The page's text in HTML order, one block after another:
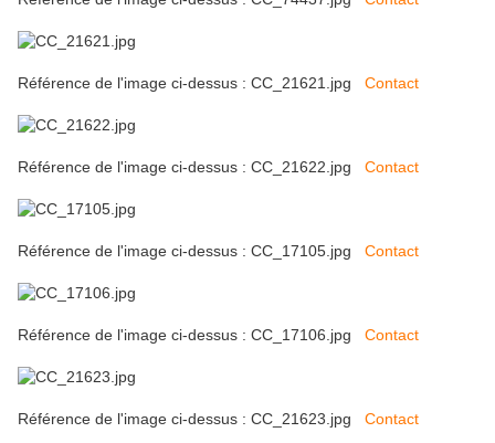
Référence de l'image ci-dessus : CC_21621.jpg Contact
Référence de l'image ci-dessus : CC_21622.jpg Contact
Référence de l'image ci-dessus : CC_17105.jpg Contact
Référence de l'image ci-dessus : CC_17106.jpg Contact
Référence de l'image ci-dessus : CC_21623.jpg Contact